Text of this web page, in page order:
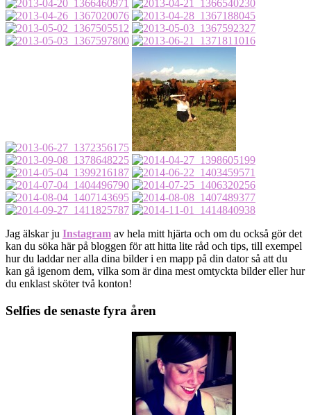
Jag älskar ju Instagram av hela mitt hjärta och om du också gör det
kan du söka här på bloggen för att hitta lite råd och tips, till exempel
hur du laddar ner alla dina bilder i en mapp på din dator så att du
kan gå igenom dem, vilka som är dina mest omtyckta bilder eller hur
du enklast sköter två konton!
Selfies de senaste fyra åren